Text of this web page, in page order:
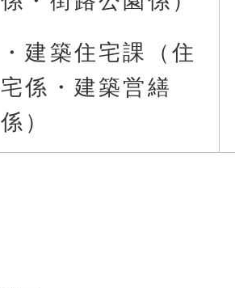
・建築住宅課（住
宅係・建築営繕
係）